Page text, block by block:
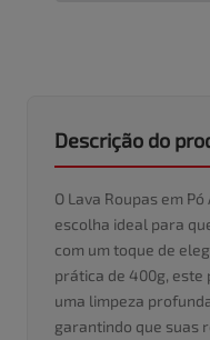
Descrição do
O Lava Roupas em
escolha ideal para
com um toque de
prática de 400g, este
uma limpeza
garantindo que suas